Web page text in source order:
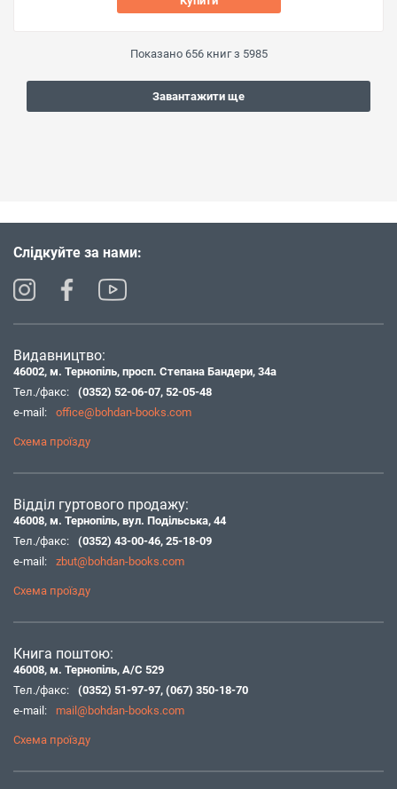
Показано 656книг з 5985
Завантажити ще
Слідкуйте за нами:
Видавництво:
46002, м. Тернопіль, просп. Степана Бандери, 34а
Тел./факс:
(0352) 52-06-07, 52-05-48
e-mail:
office@bohdan-books.com
Схема проїзду
Відділ гуртового продажу:
46008, м. Тернопіль, вул. Подільська, 44
Тел./факс:
(0352) 43-00-46, 25-18-09
e-mail:
zbut@bohdan-books.com
Схема проїзду
Книга поштою:
46008, м. Тернопіль, А/С 529
Тел./факс:
(0352) 51-97-97, (067) 350-18-70
e-mail:
mail@bohdan-books.com
Схема проїзду